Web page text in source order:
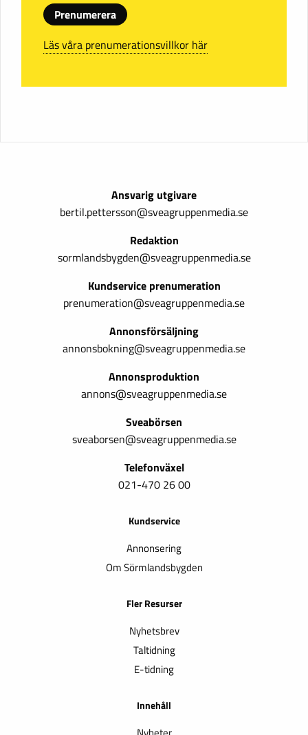
Prenumerera
Läs våra prenumerationsvillkor här
Ansvarig utgivare
bertil.pettersson@sveagruppenmedia.se
Redaktion
sormlandsbygden@sveagruppenmedia.se
Kundservice prenumeration
prenumeration@sveagruppenmedia.se
Annonsförsäljning
annonsbokning@sveagruppenmedia.se
Annonsproduktion
annons@sveagruppenmedia.se
Sveabörsen
sveaborsen@sveagruppenmedia.se
Telefonväxel
021-470 26 00
Kundservice
Annonsering
Om Sörmlandsbygden
Fler Resurser
Nyhetsbrev
Taltidning
E-tidning
Innehåll